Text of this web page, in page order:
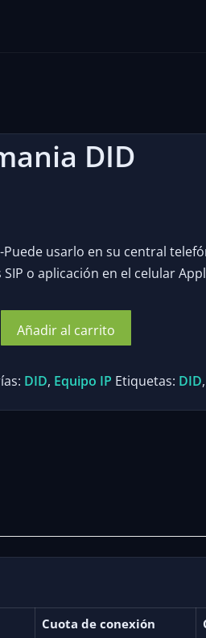
DID
Puede usarlo en su central
SIP o aplicación en el celular
Añadir al carrito
DID, Equipo IP Etiquetas: DID,
Cuota de conexión